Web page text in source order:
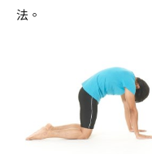
法。